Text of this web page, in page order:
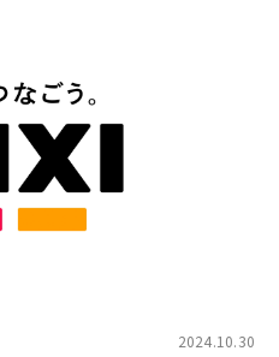
2024.10.30